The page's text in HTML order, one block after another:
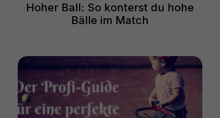
Hoher Ball: So konterst du hohe
Bälle im Match